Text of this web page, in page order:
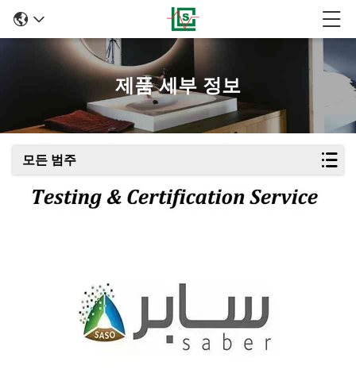
제품 세부 정보
모든 범주